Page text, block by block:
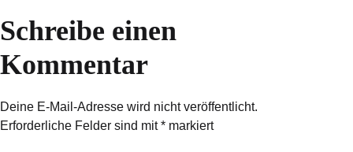
Schreibe einen
Kommentar
Deine E-Mail-Adresse wird nicht veröffentlicht.
Erforderliche Felder sind mit* markiert